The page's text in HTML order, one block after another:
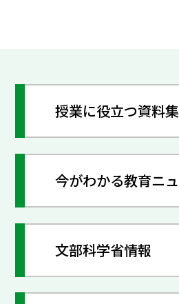
授業に役立つ資料集
今がわかる教育ニ
文部科学省情報